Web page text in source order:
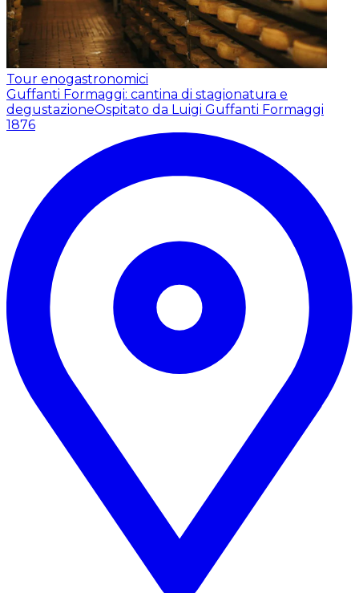
Tour enogastronomici
Guffanti Formaggi: cantina di stagionatura e
degustazioneOspitato da Luigi Guffanti Formaggi
1876